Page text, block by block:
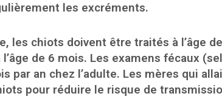
les excréments.
les chiots doivent être traités à l’âge
de 6 mois. Les examens fécaux
par an chez l’adulte. Les mères qui
pour réduire le risque de